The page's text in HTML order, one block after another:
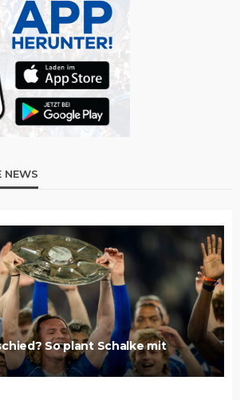
NEWS
So plant Schalke mit